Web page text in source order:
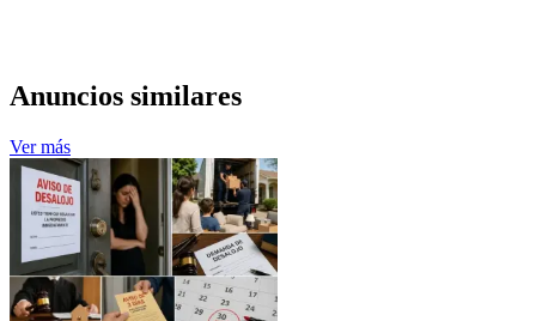
Anuncios similares
Ver más